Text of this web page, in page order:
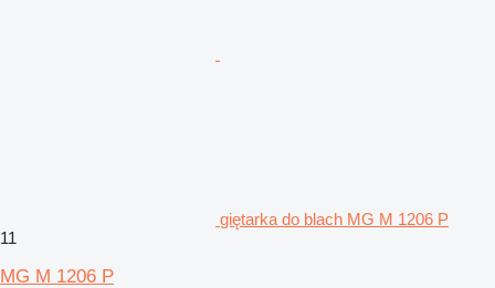
giętarka do blach MG M 1206 P
11
MG M 1206 P